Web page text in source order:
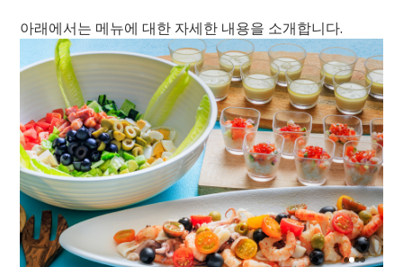
아래에서는 메뉴에 대한 자세한 내용을 소개합니다.